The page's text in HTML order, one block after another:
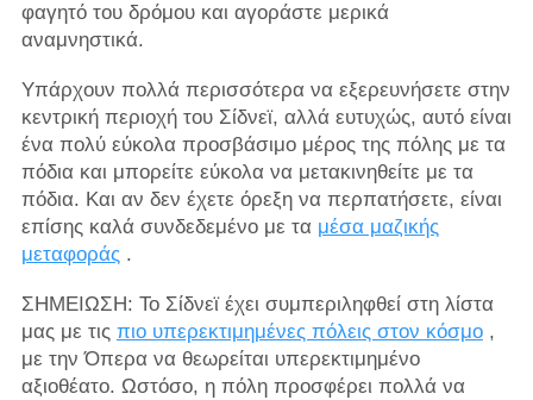
φαγητό του δρόμου και αγοράστε μερικά
αναμνηστικά.
Υπάρχουν πολλά περισσότερα να εξερευνήσετε στην
κεντρική περιοχή του Σίδνεϊ, αλλά ευτυχώς, αυτό είναι
ένα πολύ εύκολα προσβάσιμο μέρος της πόλης με τα
πόδια και μπορείτε εύκολα να μετακινηθείτε με τα
πόδια. Και αν δεν έχετε όρεξη να περπατήσετε, είναι
επίσης καλά συνδεδεμένο με τα μέσα μαζικής
μεταφοράς .
ΣΗΜΕΙΩΣΗ: Το Σίδνεϊ έχει συμπεριληφθεί στη λίστα
μας με τις πιο υπερεκτιμημένες πόλεις στον κόσμο,
με την Όπερα να θεωρείται υπερεκτιμημένο
αξιοθέατο. Ωστόσο, η πόλη προσφέρει πολλά να